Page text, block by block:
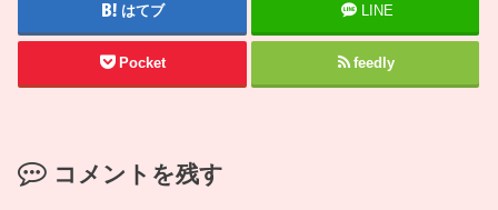
はてブ LINE
Pocket feedly
コメントを残す